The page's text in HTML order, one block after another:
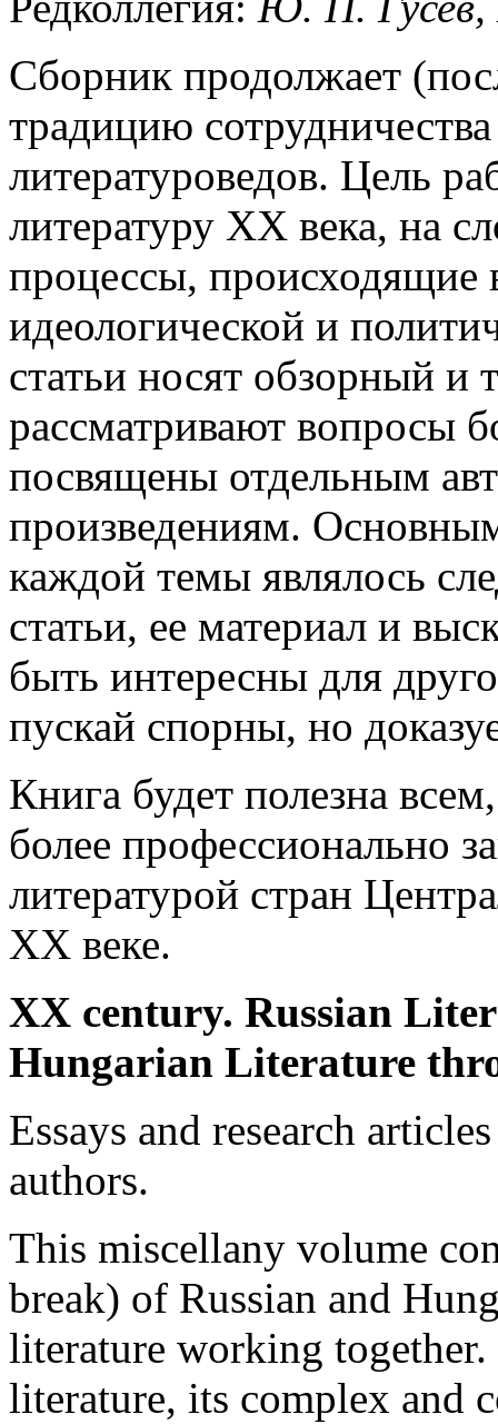
Сборник продолжает
традицию
литературоведов. Цель
литературу XX века, на
процессы, происходящие
идеологической и
статьи носят обзорный и
рассматривают вопросы
посвящены отдельным
произведениям.
каждой темы являлось
статьи, ее материал и
быть интересны для
пускай спорны, но
Книга будет полезна
более профессионально
литературой стран
XX веке.
XX century. Russian
Hungarian Literature
Essays and research
authors.
This miscellany volume
break) of Russian and
literature working
literature, its complex and